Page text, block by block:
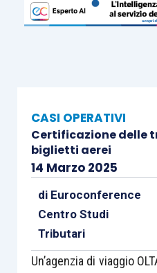
CASI OPERATIVI
Certificazione delle
biglietti aerei
14 Marzo 2025
di Euroconference
Centro Studi
Tributari
Un’agenzia di viaggio